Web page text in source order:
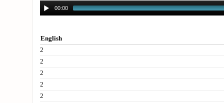
00:00
English
2
2
2
2
2